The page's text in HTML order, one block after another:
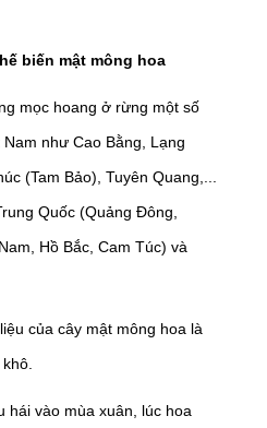
biến mật mông hoa
mọc hoang ở rừng một số
như Cao Bằng, Lạng
(Tam Bảo), Tuyên Quang,...
Quốc (Quảng Đông,
Hồ Bắc, Cam Túc) và
của cây mật mông hoa là
hái vào mùa xuân, lúc hoa